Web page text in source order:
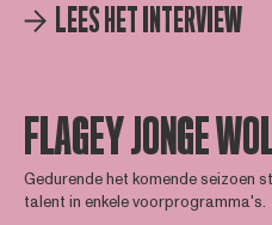
LEES HET INTERVIEW
FLAGEY JONGE
Gedurende het komende seizoen
talent in enkele voorprogramma's.